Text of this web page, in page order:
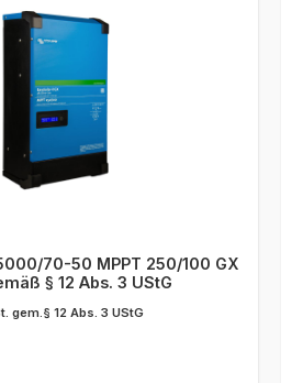
70-50 MPPT 250/100 GX
§ 12 Abs. 3 UStG
gem.§ 12 Abs. 3 UStG